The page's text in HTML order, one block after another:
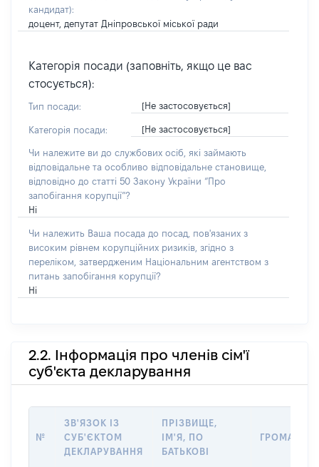
кандидат):
доцент, депутат Дніпровської міської ради
Категорія посади (заповніть, якщо це вас
стосується):
Тип посади: [Не застосовується]
Категорія посади: [Не застосовується]
Чи належите ви до службових осіб, які займають
відповідальне та особливо відповідальне становище,
відповідно до статті 50 Закону України “Про
запобігання корупції”?
Ні
Чи належить Ваша посада до посад, пов'язаних з
високим рівнем корупційних ризиків, згідно з
переліком, затвердженим Національним агентством з
питань запобігання корупції?
Ні
2.2. Інформація про членів сім'ї
суб'єкта декларування
№
ЗВ'ЯЗОК ІЗ
СУБ'ЄКТОМ
ДЕКЛАРУВАННЯ
ПРІЗВИЩЕ,
ІМ'Я, ПО
БАТЬКОВІ